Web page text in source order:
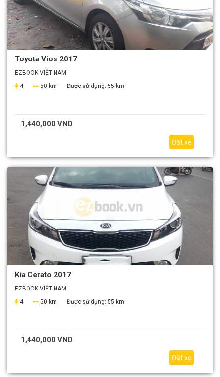
Toyota Vios 2017
EZBOOK VIỆT NAM
4
50 km Được sử dụng: 55 km
1,440,000 VND
Đặt xe
Kia Cerato 2017
EZBOOK VIỆT NAM
4
50 km Được sử dụng: 55 km
1,440,000 VND
Đặt xe